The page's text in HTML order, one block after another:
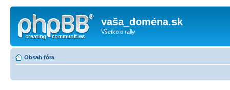
vaša_doména.sk
Všetko o rally
Obsah fóra